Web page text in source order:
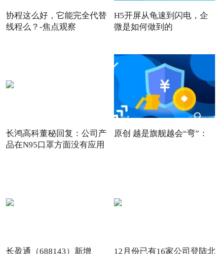
协程这么好，它能完全代替
线程么？-焦点观察
H5开屏从龟速到闪电，企
微是如何做到的
长鸿高科董秘回复：公司产
品在N95口罩方面没有应用
原创 越是旗舰越会“弯”：
长盈通（688143）新增
12月份已有16家公司登陆北